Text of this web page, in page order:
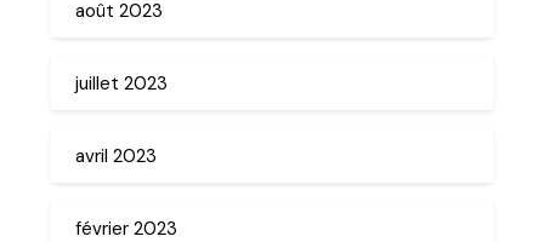
août 2023
juillet 2023
avril 2023
février 2023